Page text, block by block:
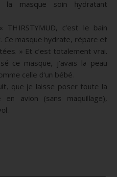
la masque soin hydratant
c’est le bain
Ce masque hydrate, répare et
» Et c’est totalement vrai.
ce masque, j’avais la peau
celle d’un bébé.
que je laisse poser toute la
avion (sans maquillage),